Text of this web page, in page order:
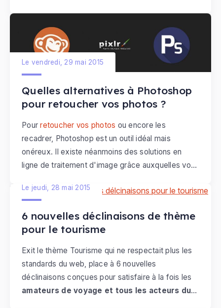
en hexa. Cette nouveauté ouvre de nouvelles
possibilités en matière de design puisque
désormais, vous allez pouvoir
appliquer des
effets de transparence
.
Quelles alternatives à Photoshop
pour retoucher vos photos ?
Le vendredi, 29 mai 2015
Pourretoucher vos photos ou encore les
recadrer, Photoshop est un outil idéal mais
onéreux. Il existe néanmoins des solutions en
ligne de traitement d'image grâce auxquelles vous
ajouter du texte et des effets. L'accès à ces
quelques retouches sur ces sites. Nous vous
conseillons ici des sites que nous avons testé
pour vous.
6 nouvelles déclinaisons de thème
pour le tourisme
Le jeudi, 28 mai 2015
Exit le thème Tourisme qui ne respectait plus les
standards du web, place à 6 nouvelles
déclinaisons conçues pour satisfaire à la fois les
amateurs de voyage et tous les acteurs du